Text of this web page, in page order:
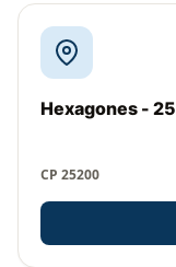
Hexagones -
CP 25200